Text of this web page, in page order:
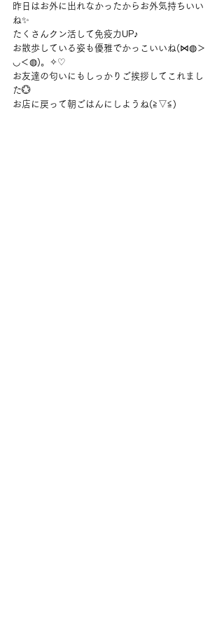
昨日はお外に出れなかったからお外気持ちいい
ね✨
たくさんクン活して免疫力UP♪
お散歩している姿も優雅でかっこいいね(⋈◍＞
◡＜◍)。✧♡
お友達の匂いにもしっかりご挨拶してこれまし
た💮
お店に戻って朝ごはんにしようね(≧▽≦)